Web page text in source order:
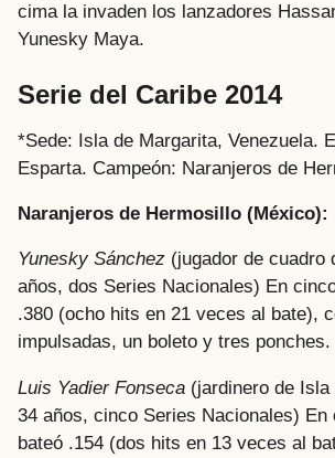
cima la invaden los lanzadores
Yunesky Maya.
Serie del Caribe 2014
*Sede: Isla de Margarita, Venezuela.
Esparta. Campeón: Naranjeros de
Naranjeros de Hermosillo (México):
Yunesky Sánchez (jugador de cuadro
años, dos Series Nacionales) En
.380 (ocho hits en 21 veces al bate),
impulsadas, un boleto y tres ponches.
Luis Yadier Fonseca (jardinero de
34 años, cinco Series Nacionales) En
bateó .154 (dos hits en 13 veces al